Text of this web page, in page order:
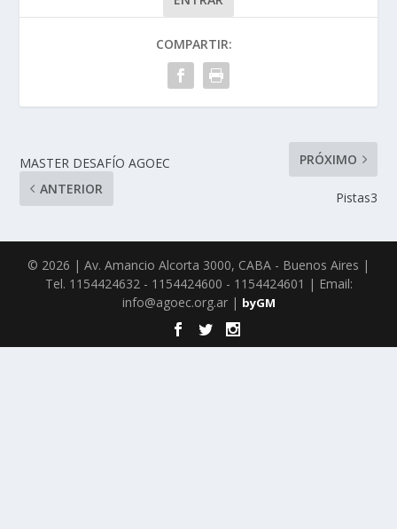
COMPARTIR:
MASTER DESAFÍO AGOEC
ANTERIOR
PRÓXIMO
Pistas3
© 2026 | Av. Amancio Alcorta 3000, CABA - Buenos Aires |
Tel. 1154424632 - 1154424600 - 1154424601 | Email:
info@agoec.org.ar | byGM